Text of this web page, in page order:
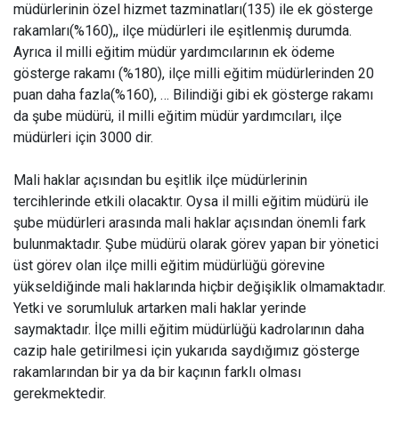
müdürlerinin özel hizmet tazminatları(135) ile ek gösterge
rakamları(%160),, ilçe müdürleri ile eşitlenmiş durumda.
Ayrıca il milli eğitim müdür yardımcılarının ek ödeme
gösterge rakamı (%180), ilçe milli eğitim müdürlerinden 20
puan daha fazla(%160), … Bilindiği gibi ek gösterge rakamı
da şube müdürü, il milli eğitim müdür yardımcıları, ilçe
müdürleri için 3000 dir.
Mali haklar açısından bu eşitlik ilçe müdürlerinin
tercihlerinde etkili olacaktır. Oysa il milli eğitim müdürü ile
şube müdürleri arasında mali haklar açısından önemli fark
bulunmaktadır. Şube müdürü olarak görev yapan bir yönetici
üst görev olan ilçe milli eğitim müdürlüğü görevine
yükseldiğinde mali haklarında hiçbir değişiklik olmamaktadır.
Yetki ve sorumluluk artarken mali haklar yerinde
saymaktadır. İlçe milli eğitim müdürlüğü kadrolarının daha
cazip hale getirilmesi için yukarıda saydığımız gösterge
rakamlarından bir ya da bir kaçının farklı olması
gerekmektedir.